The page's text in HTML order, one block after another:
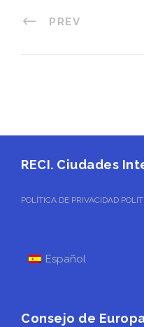
PREV
RECI. Ciudades
POLÍTICA DE PRIVACIDAD
Español
Consejo de